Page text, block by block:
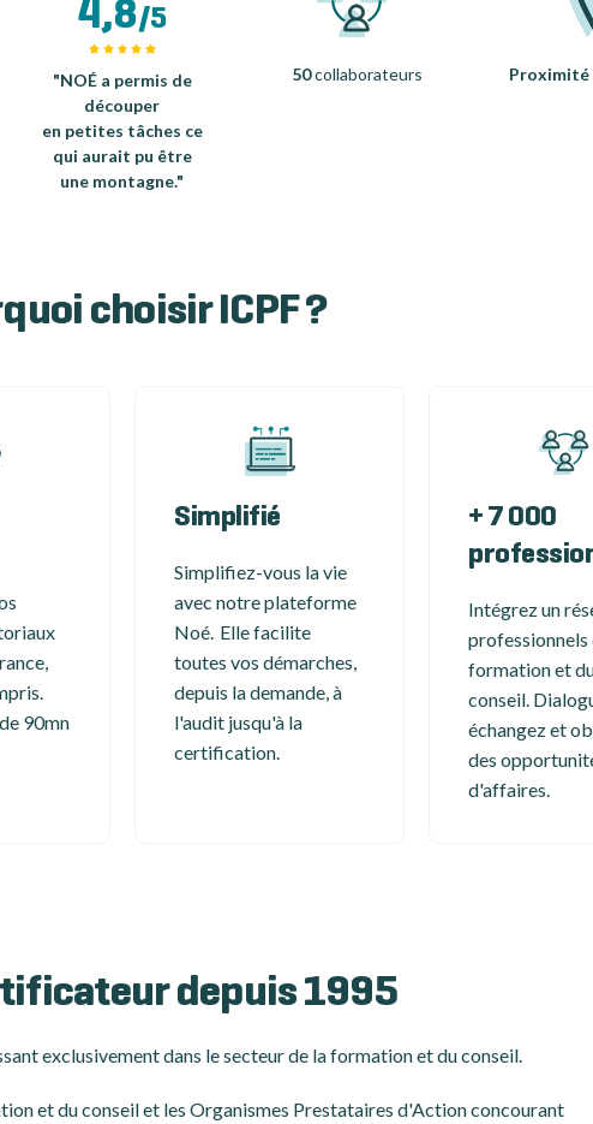
4,8/5
"NOÉ a permis de
découper
en petites tâches ce
qui aurait pu être
une montagne."
50collaborateurs Proximité
choisir ICPF ?
90mn
Simplifié
Simplifiez-vous la vie
avec notre plateforme
Noé. Elle facilite
toutes vos démarches,
depuis la demande, à
l'audit jusqu'à la
certification.
+ 7 000
Intégrez un
professionnels
formation et
conseil.
échangez et
des
d'affaires.
depuis 1995
exclusivement dans le secteur de la formation et du conseil.
et du conseil et les Organismes Prestataires d'Action concourant